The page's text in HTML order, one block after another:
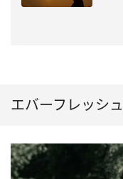
エバーフレッシ